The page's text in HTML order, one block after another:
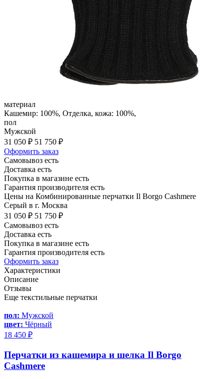
материал
Кашемир: 100%, Отделка, кожа: 100%,
пол
Мужской
31 050 ₽ 51 750 ₽
Оформить заказ
Самовывоз есть
Доставка есть
Покупка в магазине есть
Гарантия производителя есть
Цены на Комбинированные перчатки Il Borgo Cashmere
Серый в г. Москва
31 050 ₽ 51 750 ₽
Самовывоз есть
Доставка есть
Покупка в магазине есть
Гарантия производителя есть
Оформить заказ
Характеристики
Описание
Отзывы
Еще текстильные перчатки
пол: Мужской
цвет: Чёрный
18 450 ₽
Перчатки из кашемира и шелка Il Borgo
Cashmere